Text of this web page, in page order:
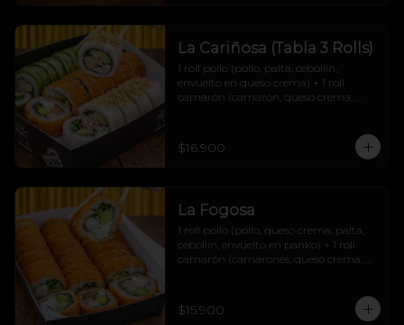
La Cariñosa (Tabla 3 Rolls)
1 roll pollo (pollo, palta, cebollín,
envuelto en queso crema) + 1 roll
camarón (camarón, queso crema,
cebollín, envuelto en panko) + 2 soyas
+2 teriyakis + 1 topping papas hilo.
$16.900
La Fogosa
1 roll pollo (pollo, queso crema, palta,
cebollín, envuelto en panko) + 1 roll
camarón (camarones, queso crema,
crema, palta, cebollín, envuelto en
panko) + 2 soyas + 2 teriyakis + 1
$15.900